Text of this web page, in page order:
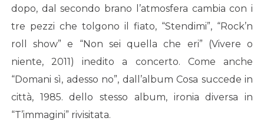
dopo, dal secondo brano l’atmosfera cambia con i
tre pezzi che tolgono il fiato, “Stendimi”, “Rock’n
roll show” e “Non sei quella che eri” (Vivere o
niente, 2011) inedito a concerto. Come anche
“Domani sì, adesso no”, dall’album Cosa succede in
città, 1985. dello stesso album, ironia diversa in
“T’immagini” rivisitata.